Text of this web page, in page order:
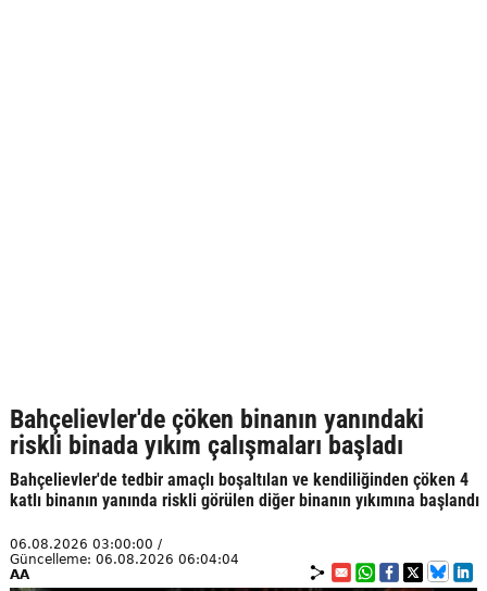
Bahçelievler'de çöken binanın yanındaki
riskli binada yıkım çalışmaları başladı
Bahçelievler'de tedbir amaçlı boşaltılan ve kendiliğinden çöken 4
katlı binanın yanında riskli görülen diğer binanın yıkımına başlandı
06.08.2026 03:00:00 /
Güncelleme: 06.08.2026 06:04:04
AA